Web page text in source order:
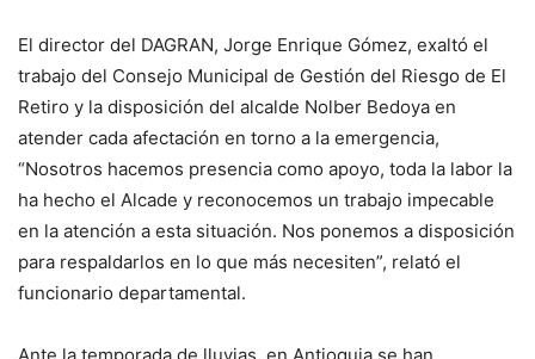
El director del DAGRAN, Jorge Enrique Gómez, exaltó el
trabajo del Consejo Municipal de Gestión del Riesgo de El
Retiro y la disposición del alcalde Nolber Bedoya en
atender cada afectación en torno a la emergencia,
“Nosotros hacemos presencia como apoyo, toda la labor la
ha hecho el Alcade y reconocemos un trabajo impecable
en la atención a esta situación. Nos ponemos a disposición
para respaldarlos en lo que más necesiten”, relató el
funcionario departamental.